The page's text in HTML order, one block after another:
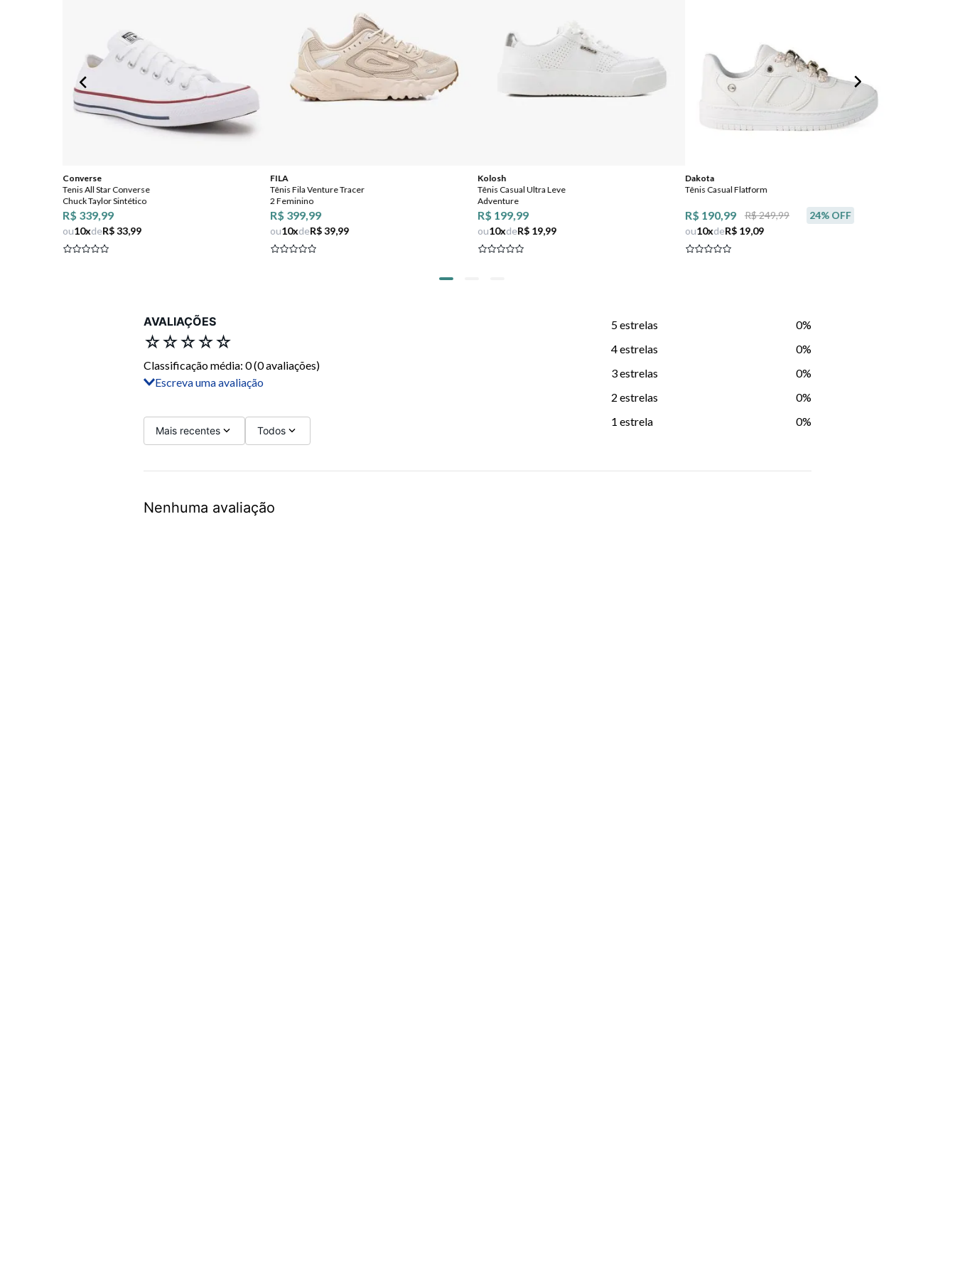
Converse
Tenis All Star Converse
Chuck Taylor Sintético
R$ 339,99
ou10xdeR$ 33,99
FILA
Tênis Fila Venture Tracer
2 Feminino
R$ 399,99
ou10xdeR$ 39,99
Kolosh
Tênis Casual Ultra Leve
Adventure
R$ 199,99
ou10xdeR$ 19,99
Dakota
Tênis Casual Flatform
R$ 190,99 R$ 249,99 24% OFF
ou10xdeR$ 19,09
AVALIAÇÕES
☆☆☆☆☆
Classificação média: 0(0 avaliações)
5 estrelas
0%
4 estrelas
0%
3 estrelas
0%
2 estrelas
0%
1 estrela
0%
Escreva uma avaliação
Título
Avalie o produto de 1 a 5 estrelas
Seu nome
Mais recentes Todos
Nenhuma avaliação